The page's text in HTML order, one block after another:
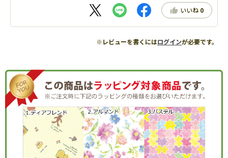
いいね 0
※レビューを書くにはログインが必要です。